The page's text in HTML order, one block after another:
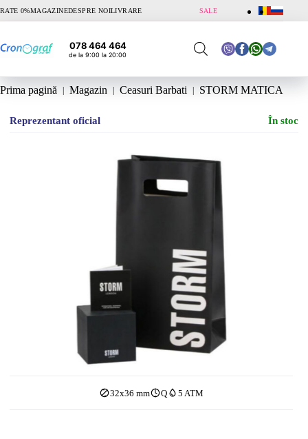
RATE 0%MAGAZINEDESPRE NOILIVRARE SALE
078 464 464
de la 9:00 la 20:00
Prima pagină Magazin Ceasuri Barbati STORM MATICA
Reprezentant oficial În stoc
32x36 mm Q 5 ATM